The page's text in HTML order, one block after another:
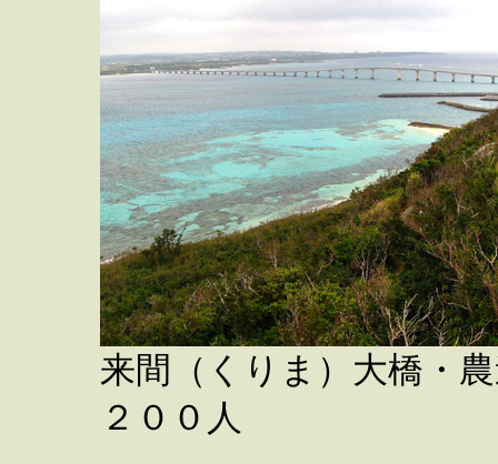
来間（くりま）大橋・
２００人